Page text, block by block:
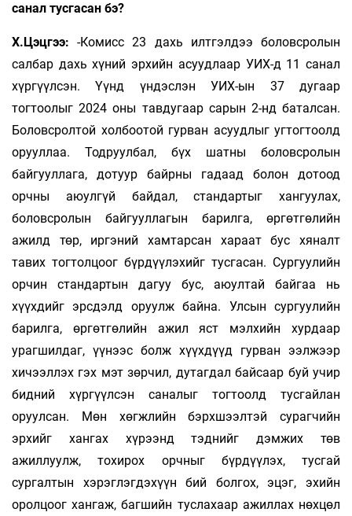
санал тусгасан бэ?
Х.Цэцгээ:-Комисс 23 дахь илтгэлдээ боловсролын
салбар дахь хүний эрхийн асуудлаар УИХ-д 11 санал
хүргүүлсэн. Үүнд үндэслэн УИХ-ын 37 дугаар
тогтоолыг 2024 оны тавдугаар сарын 2-нд баталсан.
Боловсролтой холбоотой гурван асуудлыг угтогтоолд
орууллаа. Тодруулбал, бүх шатны боловсролын
байгууллага, дотуур байрны гадаад болон дотоод
орчны аюулгүй байдал, стандартыг хангуулах,
боловсролын байгууллагын барилга, өргөтгөлийн
ажилд төр, иргэний хамтарсан хараат бус хяналт
тавих тогтолцоог бүрдүүлэхийг тусгасан. Сургуулийн
орчин стандартын дагуу бус, аюултай байгаа нь
хүүхдийг эрсдэлд оруулж байна. Улсын сургуулийн
барилга, өргөтгөлийн ажил яст мэлхийн хурдаар
урагшилдаг, үүнээс болж хүүхдүүд гурван ээлжээр
хичээллэх гэх мэт зөрчил, дутагдал байсаар буй учир
бидний хүргүүлсэн саналыг тогтоолд тусгайлан
оруулсан. Мөн хөгжлийн бэрхшээлтэй сурагчийн
эрхийг хангах хүрээнд тэднийг дэмжих төв
ажиллуулж, тохирох орчныг бүрдүүлэх, тусгай
сургалтын хэрэглэгдэхүүн бий болгох, эцэг, эхийн
оролцоог хангаж, багшийн туслахаар ажиллах нөхцөл